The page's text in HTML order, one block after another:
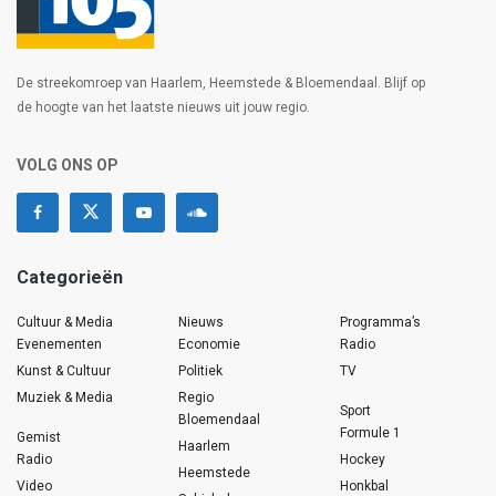
De streekomroep van Haarlem, Heemstede & Bloemendaal. Blijf op
de hoogte van het laatste nieuws uit jouw regio.
VOLG ONS OP
Categorieën
Cultuur & Media
Evenementen
Kunst & Cultuur
Muziek & Media
Gemist
Radio
Video
Nieuws
Economie
Politiek
Regio
Bloemendaal
Haarlem
Heemstede
Programma’s
Radio
TV
Sport
Formule 1
Hockey
Honkbal